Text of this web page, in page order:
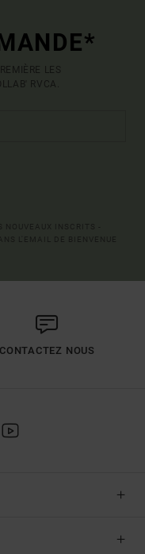
LES
RVCA.
CONTACTEZ NOUS